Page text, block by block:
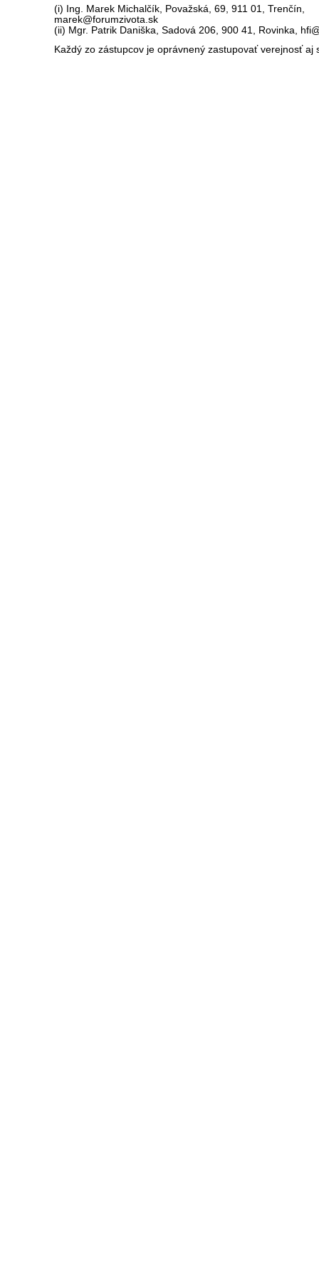
(i) Ing. Marek Michalčík, Považská, 69, 911 01, Trenčín,
marek@forumzivota.sk
(ii) Mgr. Patrik Daniška, Sadová 206, 900 41, Rovinka,
Každý zo zástupcov je oprávnený zastupovať verejnosť aj